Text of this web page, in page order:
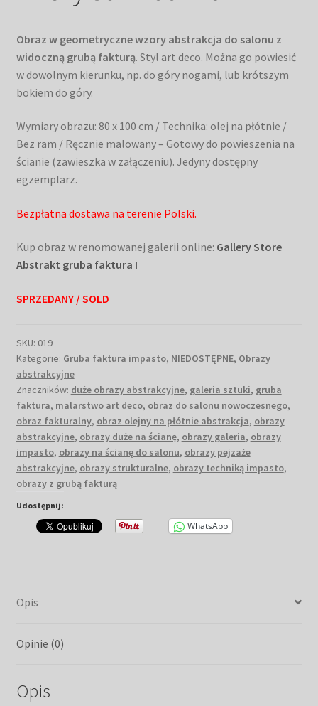
Obraz w geometryczne wzory abstrakcja do salonu z
widoczną grubą fakturą. Styl art deco. Można go powiesić
w dowolnym kierunku, np. do góry nogami, lub krótszym
bokiem do góry.
Wymiary obrazu: 80 x 100 cm / Technika: olej na płótnie /
Bez ram / Ręcznie malowany – Gotowy do powieszenia na
ścianie (zawieszka w załączeniu). Jedyny dostępny
egzemplarz.
Bezpłatna dostawa na terenie Polski.
Kup obraz w renomowanej galerii online: Gallery Store
Abstrakt gruba faktura I
SPRZEDANY / SOLD
SKU: 019
Kategorie: Gruba faktura impasto, NIEDOSTĘPNE, Obrazy
abstrakcyjne
Znaczników: duże obrazy abstrakcyjne, galeria sztuki, gruba
faktura, malarstwo art deco, obraz do salonu nowoczesnego,
obraz fakturalny, obraz olejny na płótnie abstrakcja, obrazy
abstrakcyjne, obrazy duże na ścianę, obrazy galeria, obrazy
impasto, obrazy na ścianę do salonu, obrazy pejzaże
abstrakcyjne, obrazy strukturalne, obrazy techniką impasto,
obrazy z grubą fakturą
Udostępnij:
WhatsApp
Opis
Opinie (0)
Opis